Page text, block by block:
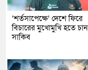
‘শর্তসাপেক্ষে’ দেশে ফিরে
বিচারের মুখোমুখি হতে চান
সাকিব